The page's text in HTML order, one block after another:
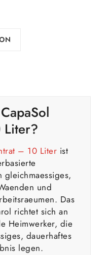
CapaSol
Liter?
– 10 Liter ist
und
Das
richtet sich an
Heimwerker, die
dauerhaftes
legen.